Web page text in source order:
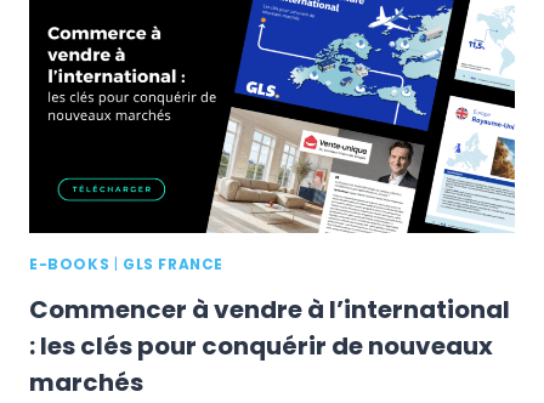
NOUVELLES
EXIGENCES
D’ENCAISSEMENT
E-BOOKS GLS FRANCE
Commencer à vendre à l’international
: les clés pour conquérir de nouveaux
marchés